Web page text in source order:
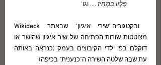
פָּלְזוּ בִּמְחִיז .... וגו'
Wikideck
עת שבָּהּ שלטה השירה ה"כנענית" בכיפה):